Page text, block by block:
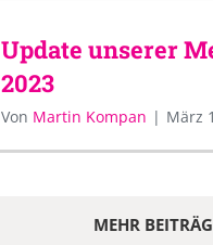
Update unserer
2023
Von Martin Kompan | März
MEHR